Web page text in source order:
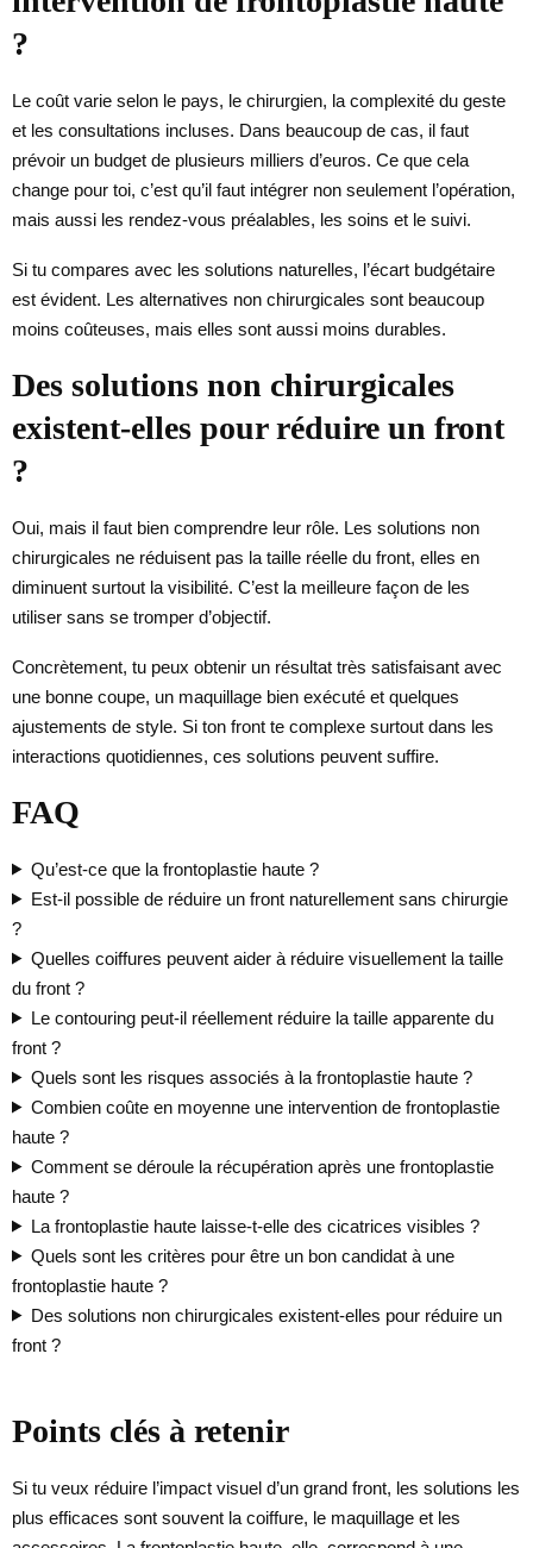
?
Le coût varie selon le pays, le chirurgien, la complexité du geste
et les consultations incluses. Dans beaucoup de cas, il faut
prévoir un budget de plusieurs milliers d’euros. Ce que cela
change pour toi, c’est qu’il faut intégrer non seulement l’opération,
mais aussi les rendez-vous préalables, les soins et le suivi.
Si tu compares avec les solutions naturelles, l’écart budgétaire
est évident. Les alternatives non chirurgicales sont beaucoup
moins coûteuses, mais elles sont aussi moins durables.
Des solutions non chirurgicales
existent-elles pour réduire un front
?
Oui, mais il faut bien comprendre leur rôle. Les solutions non
chirurgicales ne réduisent pas la taille réelle du front, elles en
diminuent surtout la visibilité. C’est la meilleure façon de les
utiliser sans se tromper d’objectif.
Concrètement, tu peux obtenir un résultat très satisfaisant avec
une bonne coupe, un maquillage bien exécuté et quelques
ajustements de style. Si ton front te complexe surtout dans les
interactions quotidiennes, ces solutions peuvent suffire.
FAQ
Qu’est-ce que la frontoplastie haute ?
Est-il possible de réduire un front naturellement sans chirurgie
?
Quelles coiffures peuvent aider à réduire visuellement la taille
du front ?
Le contouring peut-il réellement réduire la taille apparente du
front ?
Quels sont les risques associés à la frontoplastie haute ?
Combien coûte en moyenne une intervention de frontoplastie
haute ?
Comment se déroule la récupération après une frontoplastie
haute ?
La frontoplastie haute laisse-t-elle des cicatrices visibles ?
Quels sont les critères pour être un bon candidat à une
frontoplastie haute ?
Des solutions non chirurgicales existent-elles pour réduire un
front ?
Points clés à retenir
Si tu veux réduire l’impact visuel d’un grand front, les solutions les
plus efficaces sont souvent la coiffure, le maquillage et les